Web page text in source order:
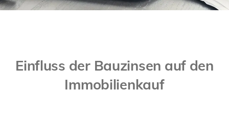
Einfluss der Bauzinsen auf den
Immobilienkauf